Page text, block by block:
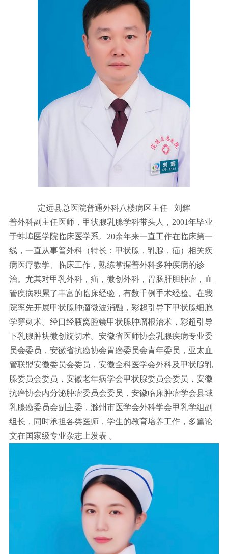
定远县总医院普通外科八楼病区主任 刘辉
普外科副主任医师，甲状腺乳腺学科带头人，2001年毕业
于蚌埠医学院临床医学系。20余年来一直工作在临床第一
线，一直从事普外科（特长：甲状腺，乳腺，疝）相关疾
病医疗教学、临床工作，熟练掌握普外科多种疾病的诊
治。尤其对甲乳外科，疝，微创外科，胃肠肝胆肿瘤，血
管疾病积累了丰富的临床经验，有数千例手术经验。在我
院率先开展甲状腺肿瘤微波消融，彩超引导下甲状腺细胞
学穿刺术。经口经腋窝腔镜甲状腺肿瘤根治术，彩超引导
下乳腺肿块微创旋切术。安徽省医师协会乳腺疾病专业委
员会委员，安徽省抗癌协会胃癌委员会青年委员，亚太血
管联盟安徽委员会委员，安徽全科医学会外科及甲状腺乳
腺委员会委员，安徽老年病学会甲状腺委员会委员，安徽
抗癌协会内分泌肿瘤委员会委员，安徽临床肿瘤学会县域
乳腺癌委员会副主委，滁州市医学会外科学会甲乳学组副
组长，同时承担各类医师，学生的教育培养工作，多篇论
文在国家级专业杂志上发表 。